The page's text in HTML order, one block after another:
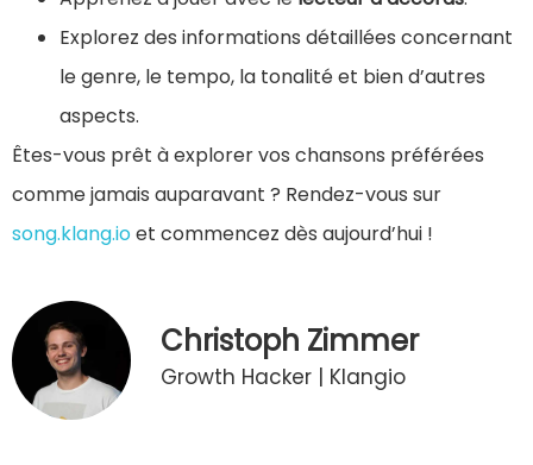
Explorez des informations détaillées concernant
le genre, le tempo, la tonalité et bien d’autres
aspects.
Êtes-vous prêt à explorer vos chansons préférées
comme jamais auparavant ? Rendez-vous sur
song.klang.ioet commencez dès aujourd’hui !
Christoph Zimmer
Growth Hacker | Klangio